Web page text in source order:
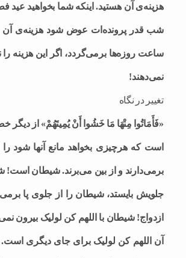
هزینه‌ی آن هستید. اینکه شما بخواهید عید
شب قدر پرونده‌ات عوض شود هزینه‌ی آن
ساعت روزه‌ها برمی‌گردد، اگر این هزینه را
نمی‌دهند!
تغییر در نگاه
«فَأَمَاتُوا مِنْهَا مَا خَشُوا أَنْ یُمِیتَهُمْ» از دیگر
است که هرچیزی بخواهد مانع آنها شود
برمی‌دارند و از بین می‌برند. شیطان
جلویش بایستد، شیطان را از جلوی پا
ازدواج! شیطان با اللهم کن لولیک بیرون
آن اللهم کن لولیک برای جای دیگری